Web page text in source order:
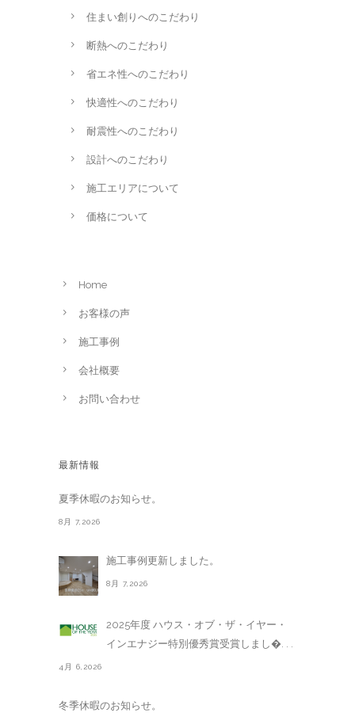
住まい創りへのこだわり
断熱へのこだわり
省エネ性へのこだわり
快適性へのこだわり
耐震性へのこだわり
設計へのこだわり
施工エリアについて
価格について
Home
お客様の声
施工事例
会社概要
お問い合わせ
最新情報
夏季休暇のお知らせ。
8月 7,2026
施工事例更新しました。
8月 7,2026
2025年度 ハウス・オブ・ザ・イヤー・
インエナジー特別優秀賞受賞しまし�. . .
4月 6,2026
冬季休暇のお知らせ。